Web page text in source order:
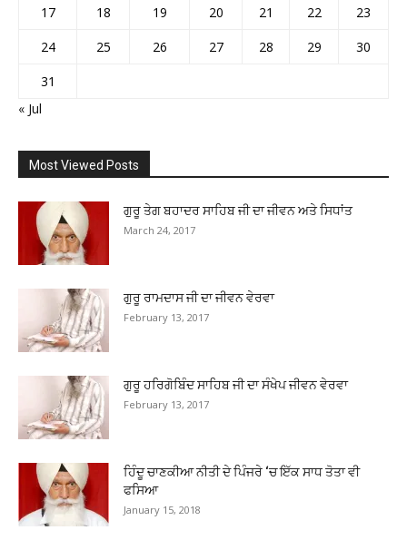
17
18 19 20 21 22
23
24
25 26 27 28 29
30
31
« Jul
Most Viewed Posts
ਗੁਰੂ ਤੇਗ ਬਹਾਦਰ ਸਾਹਿਬ ਜੀ ਦਾ ਜੀਵਨ ਅਤੇ ਸਿਧਾਂਤ
March 24, 2017
ਗੁਰੂ ਰਾਮਦਾਸ ਜੀ ਦਾ ਜੀਵਨ ਵੇਰਵਾ
February 13, 2017
ਗੁਰੂ ਹਰਿਗੋਬਿੰਦ ਸਾਹਿਬ ਜੀ ਦਾ ਸੰਖੇਪ ਜੀਵਨ ਵੇਰਵਾ
February 13, 2017
ਹਿੰਦੂ ਚਾਣਕੀਆ ਨੀਤੀ ਦੇ ਪਿੰਜਰੇ ‘ਚ ਇੱਕ ਸਾਧ ਤੋਤਾ ਵੀ
ਫਸਿਆ
January 15, 2018